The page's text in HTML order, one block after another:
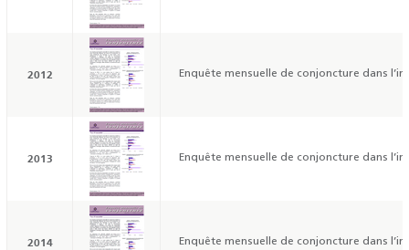
2012 Enquête mensuelle de conjoncture dans
2013 Enquête mensuelle de conjoncture dans
2014 Enquête mensuelle de conjoncture dans